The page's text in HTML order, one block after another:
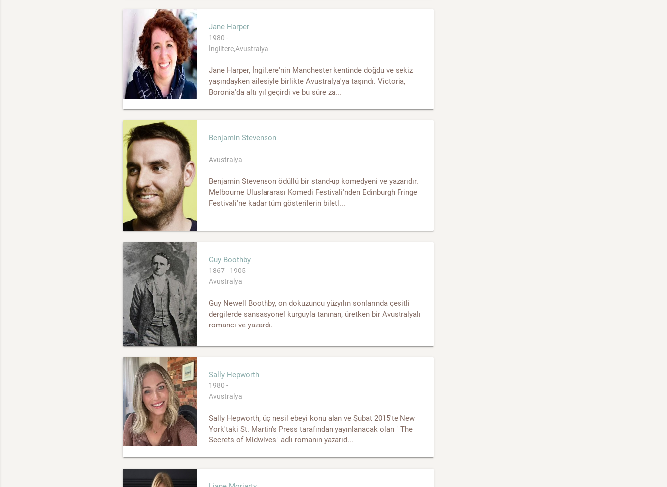
Jane Harper
1980 -
İngiltere,Avustralya
Jane Harper, İngiltere'nin Manchester kentinde doğdu ve sekiz
yaşındayken ailesiyle birlikte Avustralya'ya taşındı. Victoria,
Boronia'da altı yıl geçirdi ve bu süre za...
Benjamin Stevenson
Avustralya
Benjamin Stevenson ödüllü bir stand-up komedyeni ve yazarıdır.
Melbourne Uluslararası Komedi Festivali'nden Edinburgh Fringe
Festivali'ne kadar tüm gösterilerin biletl...
Guy Boothby
1867 - 1905
Avustralya
Guy Newell Boothby, on dokuzuncu yüzyılın sonlarında çeşitli
dergilerde sansasyonel kurguyla tanınan, üretken bir Avustralyalı
romancı ve yazardı.
Sally Hepworth
1980 -
Avustralya
Sally Hepworth, üç nesil ebeyi konu alan ve Şubat 2015'te New
York'taki St. Martin's Press tarafından yayınlanacak olan " The
Secrets of Midwives" adlı romanın yazarıd...